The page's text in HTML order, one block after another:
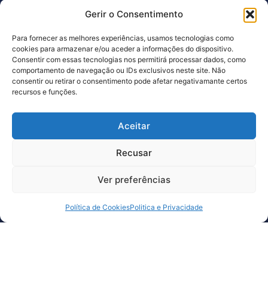
Gerir o Consentimento
Para fornecer as melhores experiências, usamos tecnologias como
cookies para armazenar e/ou aceder a informações do dispositivo.
Consentir com essas tecnologias nos permitirá processar dados, como
comportamento de navegação ou IDs exclusivos neste site. Não
consentir ou retirar o consentimento pode afetar negativamante certos
recursos e funções.
Aceitar
Recusar
Ver preferências
Política de CookiesPolitica e Privacidade
Subscreva a nossa newsletter
política de privacidade.